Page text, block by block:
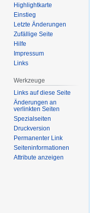
Highlightkarte
Einstieg
Letzte Änderungen
Zufällige Seite
Hilfe
Impressum
Links
Werkzeuge
Links auf diese Seite
Änderungen an
verlinkten Seiten
Spezialseiten
Druckversion
Permanenter Link
Seiten­­informationen
Attribute anzeigen